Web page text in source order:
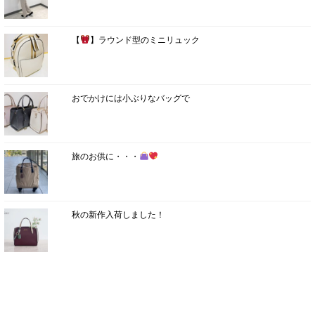
【 】ラウンド型のミニリュック
おでかけには小ぶりなバッグで
旅のお供に・・・
秋の新作入荷しました！